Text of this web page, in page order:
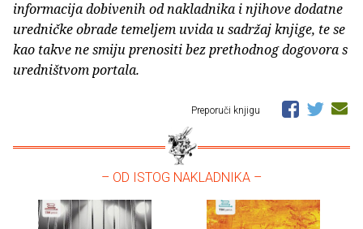
informacija dobivenih od nakladnika i njihove dodatne
uredničke obrade temeljem uvida u sadržaj knjige, te se
kao takve ne smiju prenositi bez prethodnog dogovora s
uredništvom portala.
Preporuči knjigu
– OD ISTOG NAKLADNIKA –